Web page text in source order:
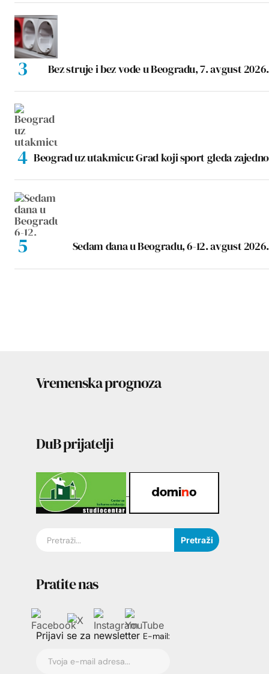
Bez struje i bez vode u Beogradu, 7. avgust 2026.
Beograd uz utakmicu: Grad koji sport gleda zajedno
Sedam dana u Beogradu, 6-12. avgust 2026.
Vremenska prognoza
DuB prijatelji
Pretraži
Pratite nas
Prijavi se za newsletter E-mail: